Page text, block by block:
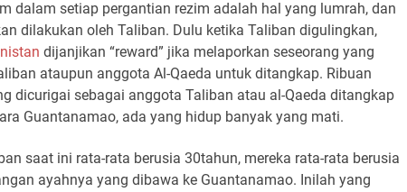
dalam setiap pergantian rezim adalah hal yang lumrah, dan
dilakukan oleh Taliban. Dulu ketika Taliban digulingkan,
dijanjikan “reward” jika melaporkan seseorang yang
ataupun anggota Al-Qaeda untuk ditangkap. Ribuan
dicurigai sebagai anggota Taliban atau al-Qaeda ditangkap
Guantanamao, ada yang hidup banyak yang mati.
saat ini rata-rata berusia 30tahun, mereka rata-rata berusia
ayahnya yang dibawa ke Guantanamao. Inilah yang